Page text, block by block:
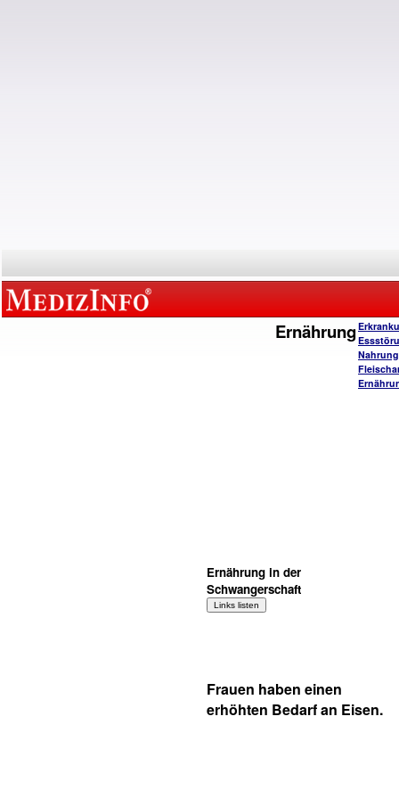
Ernährung
Ernährung in der
Schwangerschaft
Frauen haben einen
erhöhten Bedarf an Eisen.